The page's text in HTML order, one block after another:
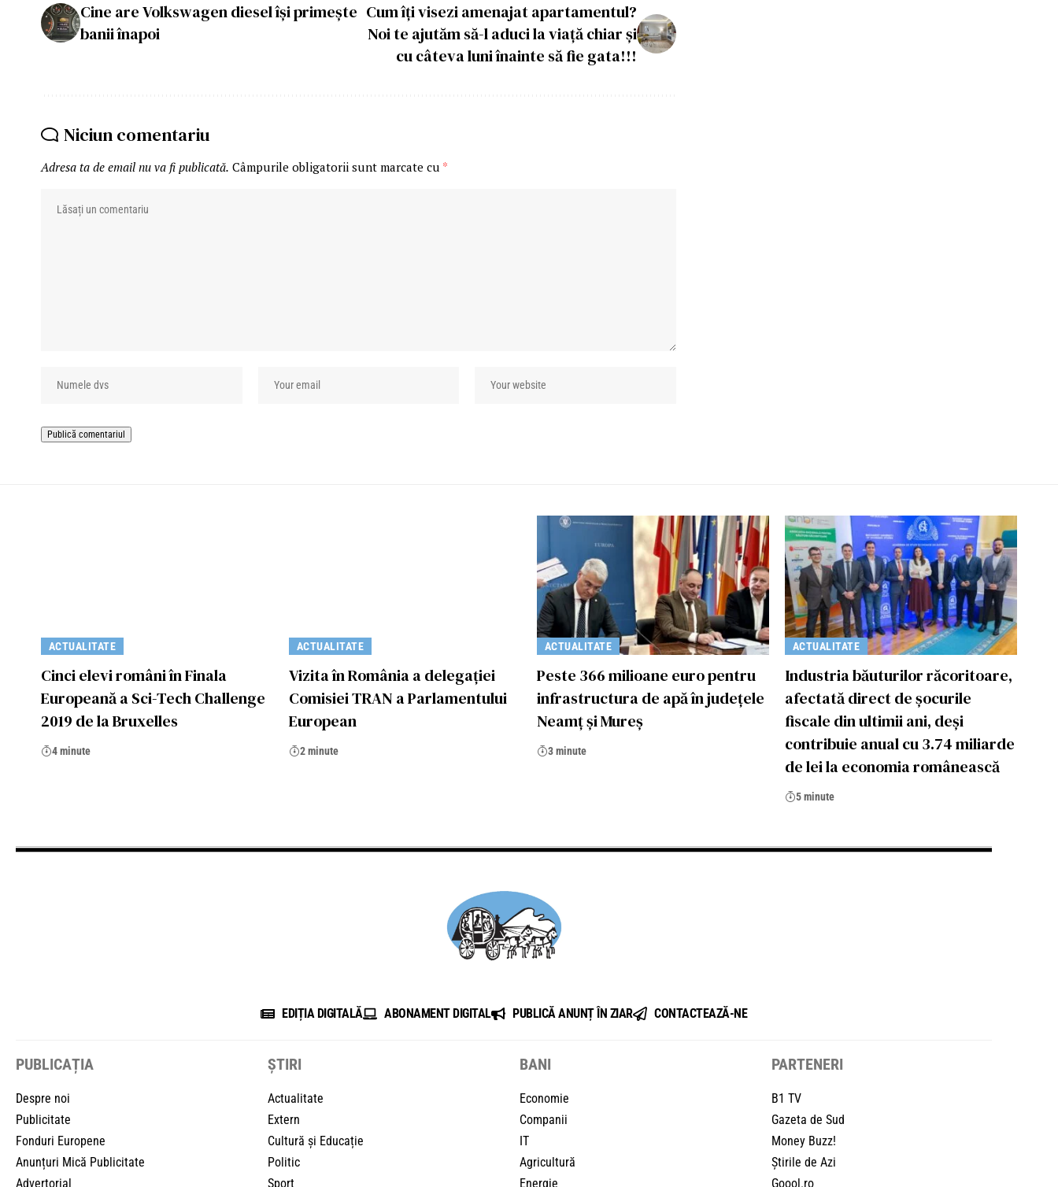
Cine are Volkswagen diesel își primește
banii înapoi
Cum îți visezi amenajat apartamentul?
Noi te ajutăm să-l aduci la viață chiar și
cu câteva luni înainte să fie gata!!!
Niciun comentariu
Adresa ta de email nu va fi publicată. Câmpurile obligatorii sunt marcate cu *
ACTUALITATE
Cinci elevi români în Finala
Europeană a Sci-Tech Challenge
2019 de la Bruxelles
4 minute
ACTUALITATE
Vizita în România a delegației
Comisiei TRAN a Parlamentului
European
2 minute
ACTUALITATE
Peste 366 milioane euro pentru
infrastructura de apă în județele
Neamț și Mureș
3 minute
ACTUALITATE
Industria băuturilor răcoritoare,
afectată direct de șocurile
fiscale din ultimii ani, deși
contribuie anual cu 3.74 miliarde
de lei la economia românească
5 minute
EDIȚIA DIGITALĂ ABONAMENT DIGITAL PUBLICĂ ANUNȚ ÎN ZIAR CONTACTEAZĂ-NE
PUBLICAȚIA
Despre noi
Publicitate
Fonduri Europene
Anunțuri Mică Publicitate
Advertorial
ȘTIRI
Actualitate
Extern
Cultură și Educație
Politic
Sport
BANI
Economie
Companii
IT
Agricultură
Energie
PARTENERI
B1 TV
Gazeta de Sud
Money Buzz!
Știrile de Azi
Goool.ro